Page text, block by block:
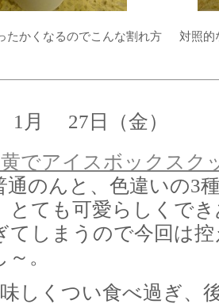
たかくなるのでこんな割れ方 対照的
月 27日（金）
でアイスボックスク
んと、色違いの3種
とても可愛らしく
てしまうので今回は
。
しくつい食べ過ぎ、